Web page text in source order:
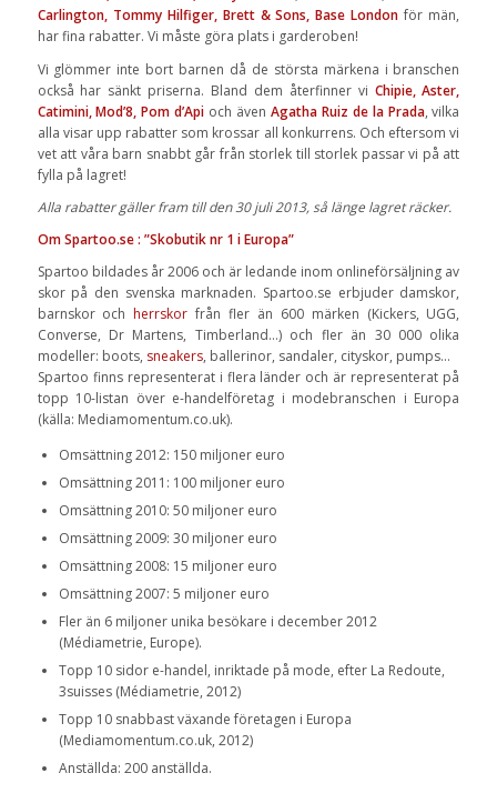
Carlington, Tommy Hilfiger, Brett & Sons, Base London för män,
har fina rabatter. Vi måste göra plats i garderoben!
Vi glömmer inte bort barnen då de största märkena i branschen
också har sänkt priserna. Bland dem återfinner vi Chipie, Aster,
Catimini, Mod’8, Pom d’Api och även Agatha Ruiz de la Prada, vilka
alla visar upp rabatter som krossar all konkurrens. Och eftersom vi
vet att våra barn snabbt går från storlek till storlek passar vi på att
fylla på lagret!
Alla rabatter gäller fram till den 30 juli 2013, så länge lagret räcker.
Om Spartoo.se : ”Skobutik nr 1 i Europa”
Spartoo bildades år 2006 och är ledande inom onlineförsäljning av
skor på den svenska marknaden. Spartoo.se erbjuder damskor,
barnskor och herrskor från fler än 600 märken (Kickers, UGG,
Converse, Dr Martens, Timberland…) och fler än 30 000 olika
modeller: boots, sneakers, ballerinor, sandaler, cityskor, pumps…
Spartoo finns representerat i flera länder och är representerat på
topp 10-listan över e-handelföretag i modebranschen i Europa
(källa: Mediamomentum.co.uk).
Omsättning 2012: 150 miljoner euro
Omsättning 2011: 100 miljoner euro
Omsättning 2010: 50 miljoner euro
Omsättning 2009: 30 miljoner euro
Omsättning 2008: 15 miljoner euro
Omsättning 2007: 5 miljoner euro
Fler än 6 miljoner unika besökare i december 2012
(Médiametrie, Europe).
Topp 10 sidor e-handel, inriktade på mode, efter La Redoute,
3suisses (Médiametrie, 2012)
Topp 10 snabbast växande företagen i Europa
(Mediamomentum.co.uk, 2012)
Anställda: 200 anställda.